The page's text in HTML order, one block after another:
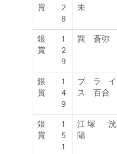
賞
2
8
未
銀
賞
1
2
9
巽 蒼弥
銀
賞
1
4
9
ブライ
ス 百合
銀
賞
1
5
1
江塚 洸
陽